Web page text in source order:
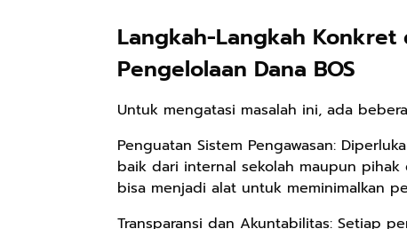
Langkah-Langkah
Pengelolaan Dana BOS
Untuk mengatasi masalah ini, ada
Penguatan Sistem Pengawasan:
baik dari internal sekolah maupun
bisa menjadi alat untuk meminimalkan
Transparansi dan Akuntabilitas: Setiap
Dayak – Sejarah
& Identitas
Borneo Asli
Anyarmart
Komprehensif
Atas Manusia
Dayak
Shopee
Rp90.576
Teddy Kardin:
Rp74.092
KANTU': Budaya